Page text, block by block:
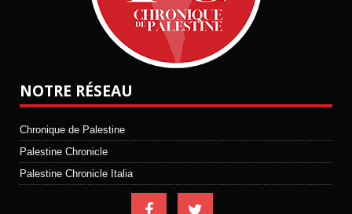
NOTRE RÉSEAU
Chronique de Palestine
Palestine Chronicle
Palestine Chronicle Italia